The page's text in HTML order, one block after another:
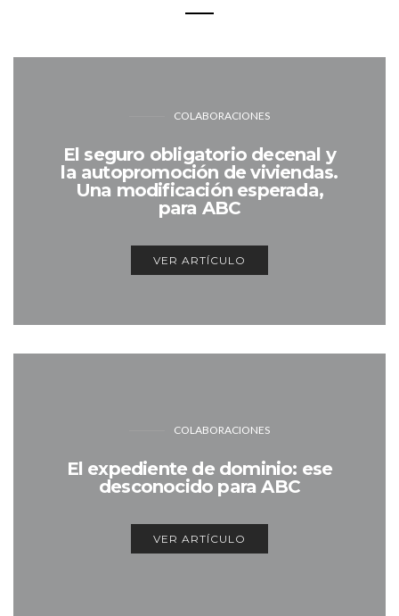
COLABORACIONES
El seguro obligatorio decenal y
la autopromoción de viviendas.
Una modificación esperada,
para ABC
VER ARTÍCULO
COLABORACIONES
El expediente de dominio: ese
desconocido para ABC
VER ARTÍCULO